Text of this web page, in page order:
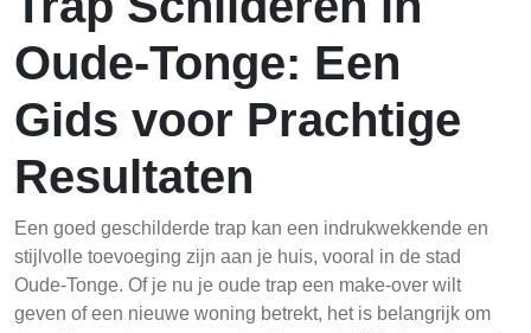
Oude-Tonge: Een
Gids voor Prachtige
Resultaten
Een goed geschilderde trap kan een indrukwekkende en
stijlvolle toevoeging zijn aan je huis, vooral in de stad
Oude-Tonge. Of je nu je oude trap een make-over wilt
geven of een nieuwe woning betrekt, het is belangrijk om